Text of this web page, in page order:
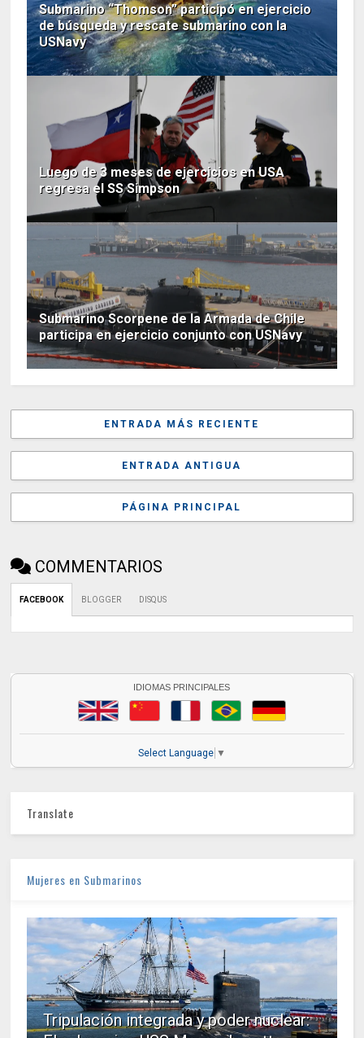
Submarino “Thomson” participó en ejercicio
de búsqueda y rescate submarino con la
USNavy
Luego de 3 meses de ejercicios en USA
regresa el SS Simpson
Submarino Scorpene de la Armada de Chile
participa en ejercicio conjunto con USNavy
ENTRADA MÁS RECIENTE
ENTRADA ANTIGUA
PÁGINA PRINCIPAL
COMMENTARIOS
FACEBOOK BLOGGER DISQUS
IDIOMAS PRINCIPALES
Select Language ▼
Translate
Mujeres en Submarinos
Tripulación integrada y poder nuclear: